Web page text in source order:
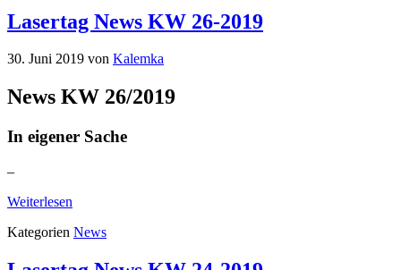
Lasertag News KW 26-2019
30. Juni 2019 von Kalemka
News KW 26/2019
In eigener Sache
–
Weiterlesen
Kategorien News